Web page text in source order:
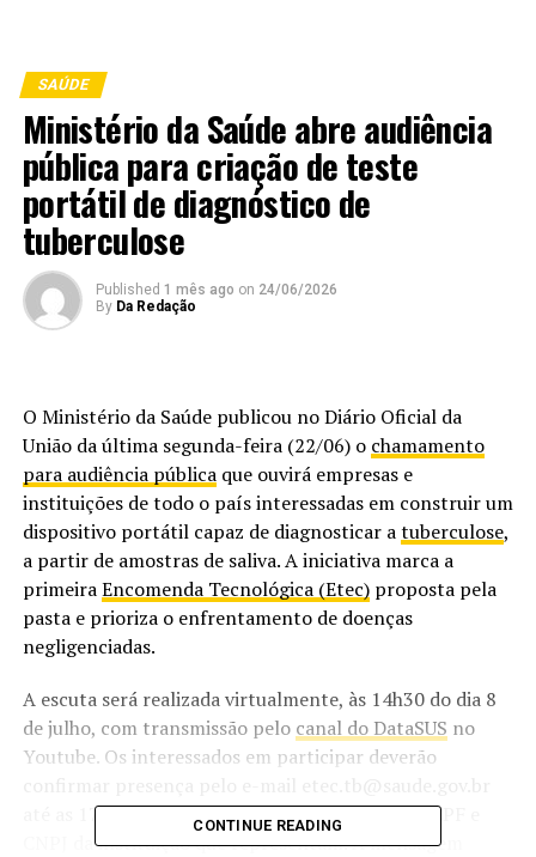
SAÚDE
Ministério da Saúde abre audiência
pública para criação de teste
portátil de diagnóstico de
tuberculose
Published 1 mês ago on 24/06/2026
By Da Redação
O Ministério da Saúde publicou no Diário Oficial da
União da última segunda-feira (22/06) o chamamento
para audiência públicaque ouvirá empresas e
instituições de todo o país interessadas em construir um
dispositivo portátil capaz de diagnosticar atuberculose,
a partir de amostras de saliva. A iniciativa marca a
primeiraEncomenda Tecnológica (Etec)proposta pela
pasta e prioriza o enfrentamento de doenças
negligenciadas.
A escuta será realizada virtualmente, às 14h30 do dia 8
de julho, com transmissão pelo canal do DataSUS no
Youtube. Os interessados em participar deverão
até as 17h do dia 7 de julho, informando nome, CPF e
CNPJ da instituição que representam. A mensagem
CONTINUE READING